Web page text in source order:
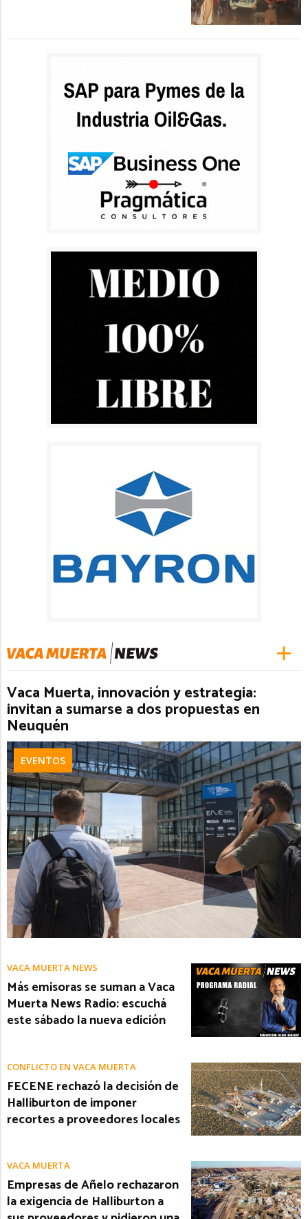
Vaca Muerta, innovación y estrategia:
invitan a sumarse a dos propuestas en
Neuquén
EVENTOS
VACA MUERTA NEWS
Más emisoras se suman a Vaca
Muerta News Radio: escuchá
este sábado la nueva edición
CONFLICTO EN VACA MUERTA
FECENE rechazó la decisión de
Halliburton de imponer
recortes a proveedores locales
VACA MUERTA
Empresas de Añelo rechazaron
la exigencia de Halliburton a